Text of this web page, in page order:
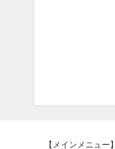
【メインメニュー】